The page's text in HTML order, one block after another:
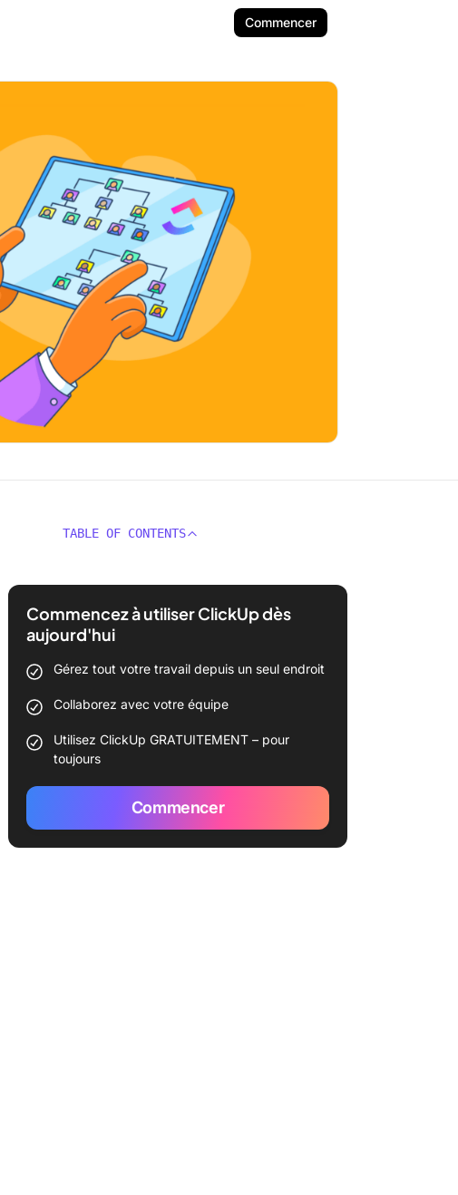
Commencer
TABLE OF CONTENTS
Commencez à utiliser ClickUp dès
aujourd'hui
Gérez tout votre travail depuis un seul endroit
Collaborez avec votre équipe
Utilisez ClickUp GRATUITEMENT – pour
toujours
Commencer